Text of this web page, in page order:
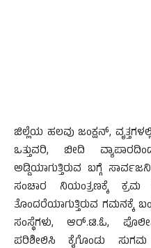
ಜಿಲ್ಲೆಯ ಹಲವು ಜಂಕ್ಷನ್,
ಒತ್ತುವರಿ, ಬೀದಿ
ಅಡ್ಡಿಯಾಗುತ್ತಿರುವ ಬಗ್ಗೆ
ಸಂಚಾರ ನಿಯಂತ್ರಣಕ್ಕೆ ಕ್ರಮ
ತೊಂದರೆಯಾಗುತ್ತಿರುವ ಗಮನಕ್ಕೆ
ಸಂಸ್ಥೆಗಳು, ಆರ್.ಟಿ.ಓ,
ಪರಿಶೀಲಿಸಿ ಕೈಗೊಂಡು